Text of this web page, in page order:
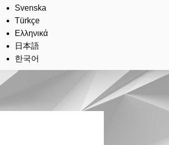
Svenska
Türkçe
Ελληνικά
日本語
한국어